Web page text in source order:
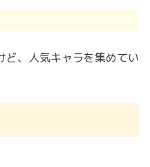
ど、人気キャラを集めてい